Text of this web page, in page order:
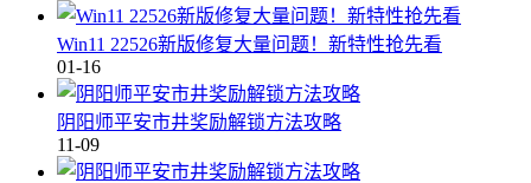
Win11 22526新版修复大量问题！新特性抢先看
01-16
阴阳师平安市井奖励解锁方法攻略
11-09